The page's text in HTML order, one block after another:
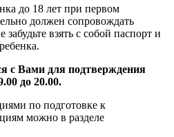
до 18 лет при первом
должен сопровождать
взять с собой паспорт и
с Вами для подтверждения
до 20.00.
по подготовке к
можно в разделе